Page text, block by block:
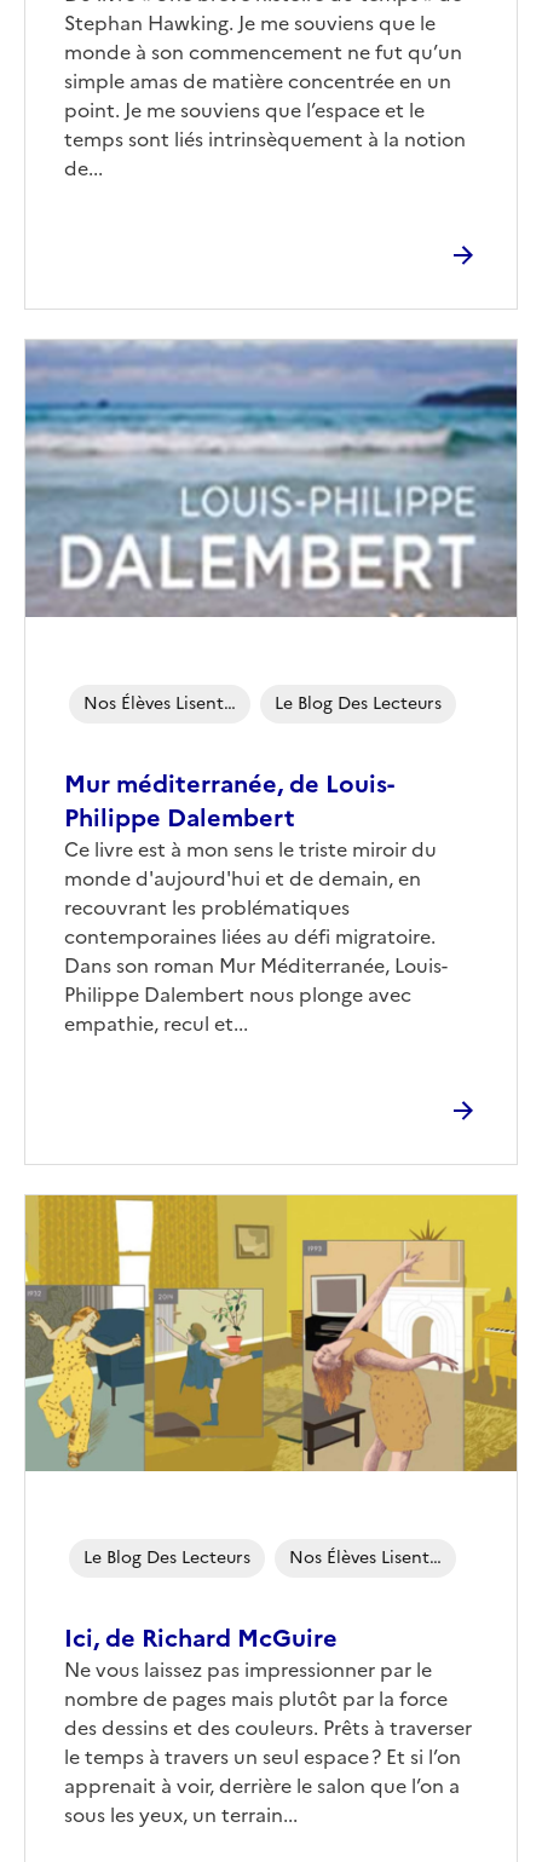
Stephan Hawking. Je me souviens que le
monde à son commencement ne fut qu’un
simple amas de matière concentrée en un
point. Je me souviens que l’espace et le
temps sont liés intrinsèquement à la notion
de...
Mur méditerranée, de Louis-
Philippe Dalembert
Corps
Ce livre est à mon sens le triste miroir du
monde d'aujourd'hui et de demain, en
recouvrant les problématiques
contemporaines liées au défi migratoire.
Dans son roman Mur Méditerranée, Louis-
Philippe Dalembert nous plonge avec
empathie, recul et...
Nos Élèves Lisent… Le Blog Des Lecteurs
Image
de
couverture
(conseillée)
Ici, de Richard McGuire
Corps
Ne vous laissez pas impressionner par le
nombre de pages mais plutôt par la force
des dessins et des couleurs. Prêts à traverser
le temps à travers un seul espace ? Et si l’on
apprenait à voir, derrière le salon que l’on a
sous les yeux, un terrain...
Le Blog Des Lecteurs Nos Élèves Lisent…
de
couverture
(conseillée)